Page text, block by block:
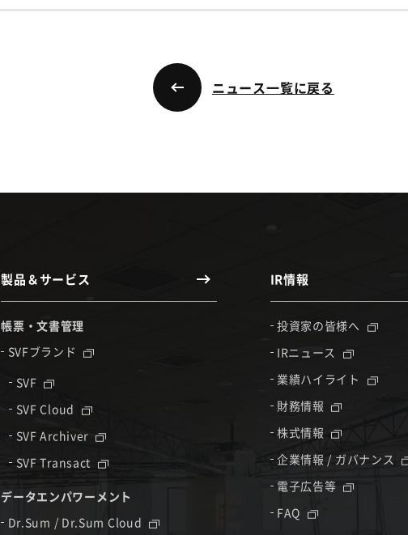
ニュース一覧に戻る
製品＆サービス
帳票・文書管理
SVFブランド
SVF
SVF Cloud
SVF Archiver
SVF Transact
データエンパワーメント
Dr.Sum / Dr.Sum Cloud
IR情報
投資家の皆様へ
IRニュース
業績ハイライト
財務情報
株式情報
企業情報 / ガバナンス
電子広告等
FAQ